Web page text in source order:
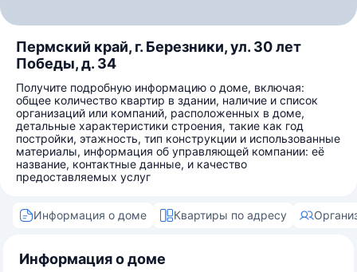
Пермский край, г. Березники, ул. 30 лет
Победы, д. 34
Получите подробную информацию о доме, включая:
общее количество квартир в здании, наличие и список
организаций или компаний, расположенных в доме,
детальные характеристики строения, такие как год
постройки, этажность, тип конструкции и использованные
материалы, информация об управляющей компании: её
название, контактные данные, и качество
предоставляемых услуг
Информация о доме Квартиры по адресу
Информация о доме